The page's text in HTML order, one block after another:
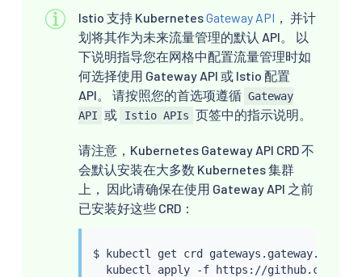
Istio 支持 KubernetesGateway API ， 并计
划将其作为未来流量管理的默认 API。 以
下说明指导您在网格中配置流量管理时如
何选择使用 Gateway API 或 Istio 配置
API。 请按照您的首选项遵循 Gateway
API 或 Istio APIs 页签中的指示说明。
请注意，Kubernetes Gateway API CRD 不
会默认安装在大多数 Kubernetes 集群
上， 因此请确保在使用 Gateway API 之前
已安装好这些 CRD：
$ kubectl
get crd
kubectl